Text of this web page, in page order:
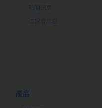
新聞訊息
法說會訊息
產品